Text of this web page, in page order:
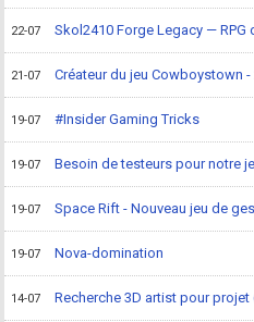
22-07 Skol2410 Forge Legacy — RPG
21-07 Créateur du jeu Cowboystown
19-07 #Insider Gaming Tricks
19-07 Besoin de testeurs pour notre
19-07 Space Rift - Nouveau jeu de
19-07 Nova-domination
14-07 Recherche 3D artist pour projet